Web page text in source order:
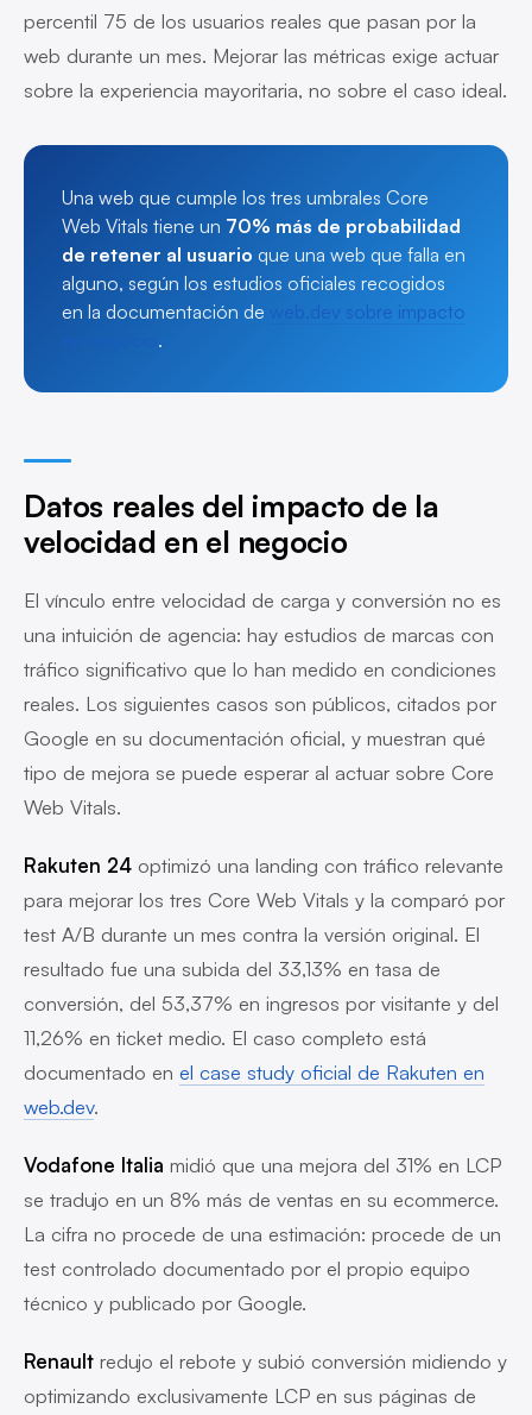
percentil 75 de los usuarios reales que pasan por la
web durante un mes. Mejorar las métricas exige actuar
sobre la experiencia mayoritaria, no sobre el caso ideal.
Una web que cumple los tres umbrales Core
Web Vitals tiene un 70% más de probabilidad
de retener al usuario que una web que falla en
alguno, según los estudios oficiales recogidos
en la documentación de
web.dev sobre impacto
.
Datos reales del impacto de la
velocidad en el negocio
El vínculo entre velocidad de carga y conversión no es
una intuición de agencia: hay estudios de marcas con
tráfico significativo que lo han medido en condiciones
reales. Los siguientes casos son públicos, citados por
Google en su documentación oficial, y muestran qué
tipo de mejora se puede esperar al actuar sobre Core
Web Vitals.
Rakuten 24 optimizó una landing con tráfico relevante
para mejorar los tres Core Web Vitals y la comparó por
test A/B durante un mes contra la versión original. El
resultado fue una subida del 33,13% en tasa de
conversión, del 53,37% en ingresos por visitante y del
11,26% en ticket medio. El caso completo está
documentado en el case study oficial de Rakuten en
web.dev.
Vodafone Italia midió que una mejora del 31% en LCP
se tradujo en un 8% más de ventas en su ecommerce.
La cifra no procede de una estimación: procede de un
test controlado documentado por el propio equipo
técnico y publicado por Google.
Renault redujo el rebote y subió conversión midiendo y
optimizando exclusivamente LCP en sus páginas de